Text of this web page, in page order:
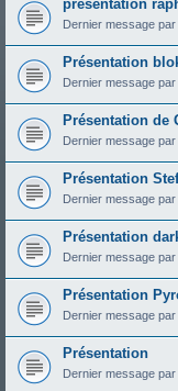
presentation
Dernier message par
Présentation
Dernier message par
Présentation de
Dernier message par
Présentation
Dernier message par
Présentation
Dernier message par
Présentation
Dernier message par
Présentation
Dernier message par